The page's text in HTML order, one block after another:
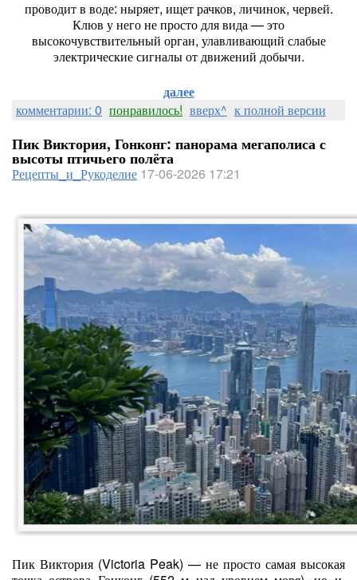
проводитв воде: ныряет, ищетрачков, личинок, червей.
Клюв унегонепростодлявида— это
высокочувствительный орган, улавливающий слабые
электрическиесигналыотдвижений добычи.
далее
комментарии: 0 понравилось! вверх^ к полной версии
Пик Виктория, Гонконг: панорама мегаполиса с
высоты птичьего полёта
Рецепты_и_Рукоделие 17-06-2026 17:21
Пик Виктория (Victoria Peak) — не просто самая высокая